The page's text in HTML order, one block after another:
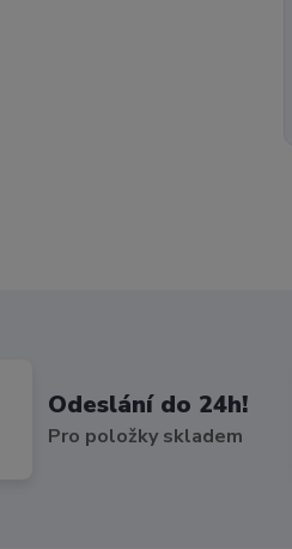
Odeslání do 24h!
Pro položky skladem